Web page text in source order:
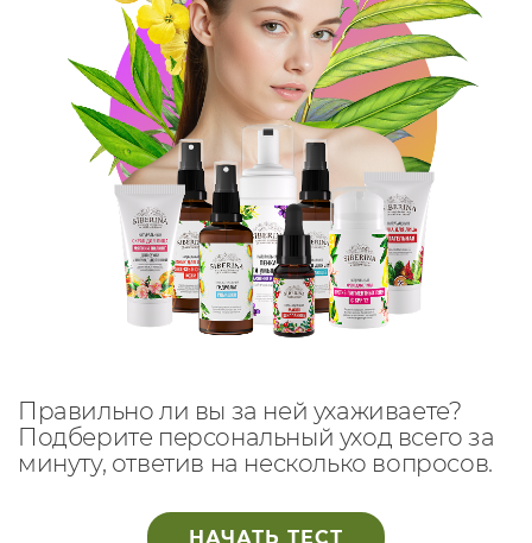
Правильно ли вы за ней ухаживаете?
Подберите персональный уход всего за
минуту, ответив на несколько вопросов.
НАЧАТЬ ТЕСТ